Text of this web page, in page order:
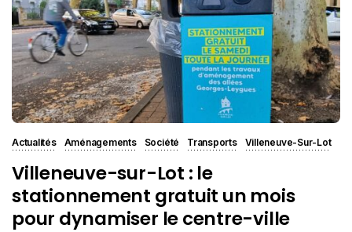
Actualités Aménagements Société Transports Villeneuve-Sur-Lot
Villeneuve-sur-Lot : le
stationnement gratuit un mois
pour dynamiser le centre-ville